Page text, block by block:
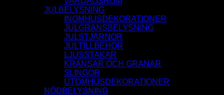
JULBELYSNING
INOMHUSDEKORATIONER
JULGRANSBELYSNING
JULSTJÄRNOR
JULTILLBEHÖR
LJUSSTAKAR
KRANSAR OCH GRANAR
SLINGOR
UTOMHUSDEKORATIONER
NÖDBELYSNING